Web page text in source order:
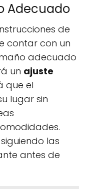
Adecuado
de
contar con un
adecuado
un ajuste
que el
lugar sin
las
antes de